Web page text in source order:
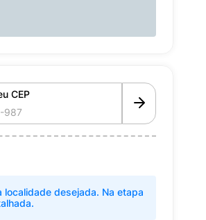
CEP
desejada. Na etapa